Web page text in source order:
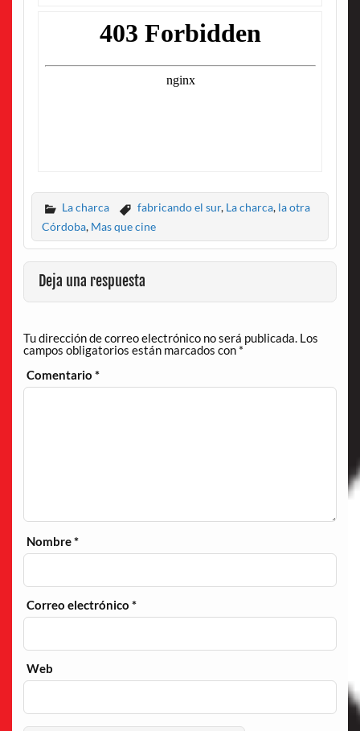
La charca fabricando el sur, La charca, la otra
Córdoba, Mas que cine
Deja una respuesta
Tu dirección de correo electrónico no será publicada. Los
campos obligatorios están marcados con *
Comentario*
Nombre*
Correo electrónico*
Web